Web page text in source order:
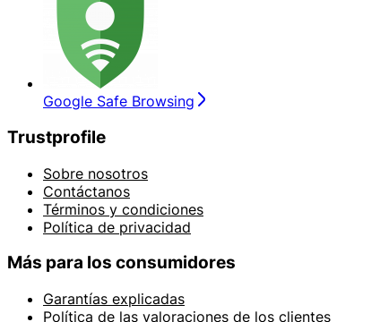
Google Safe Browsing
Trustprofile
Sobre nosotros
Contáctanos
Términos y condiciones
Política de privacidad
Más para los consumidores
Garantías explicadas
Política de las valoraciones de los clientes